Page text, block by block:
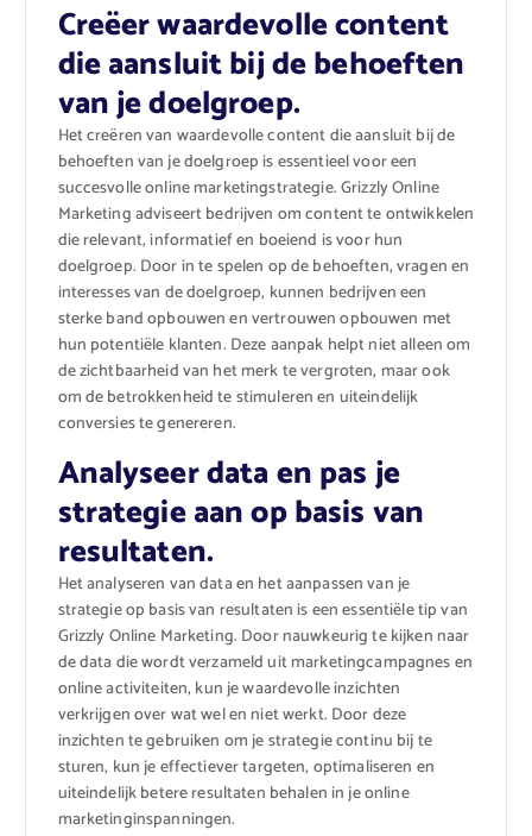
Creëer waardevolle content
die aansluit bij de behoeften
van je doelgroep.
Het creëren van waardevolle content die aansluit bij de
behoeften van je doelgroep is essentieel voor een
succesvolle online marketingstrategie. Grizzly Online
Marketing adviseert bedrijven om content te ontwikkelen
die relevant, informatief en boeiend is voor hun
doelgroep. Door in te spelen op de behoeften, vragen en
interesses van de doelgroep, kunnen bedrijven een
sterke band opbouwen en vertrouwen opbouwen met
hun potentiële klanten. Deze aanpak helpt niet alleen om
de zichtbaarheid van het merk te vergroten, maar ook
om de betrokkenheid te stimuleren en uiteindelijk
conversies te genereren.
Analyseer data en pas je
strategie aan op basis van
resultaten.
Het analyseren van data en het aanpassen van je
strategie op basis van resultaten is een essentiële tip van
Grizzly Online Marketing. Door nauwkeurig te kijken naar
de data die wordt verzameld uit marketingcampagnes en
online activiteiten, kun je waardevolle inzichten
verkrijgen over wat wel en niet werkt. Door deze
inzichten te gebruiken om je strategie continu bij te
sturen, kun je effectiever targeten, optimaliseren en
uiteindelijk betere resultaten behalen in je online
marketinginspanningen.